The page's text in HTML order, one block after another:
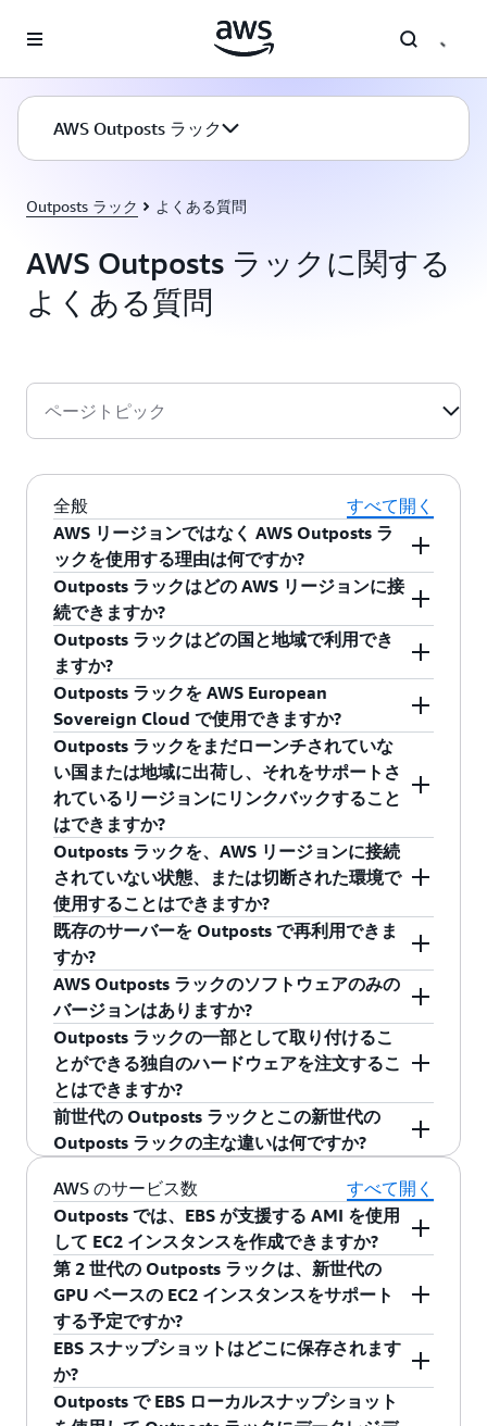
AWS Outposts ラック
Outposts ラック よくある質問
AWS Outposts ラックに関する
よくある質問
ページトピック
全般
すべて開く
AWS リージョンではなく AWS Outposts ラ
ックを使用する理由は何ですか?
Outposts ラックは、低レイテンシー要件、また
はローカルでのデータ処理要件があるアプリケ
ーションをサポートするために使用することが
できます。これらのアプリケーションは、エン
ドユーザーアプリケーションに対してほぼリア
ルタイムの応答を生成する、または他のオンプ
レミスシステムとの通信やオンサイト装置の制
御を実行する必要があることが考えられます。
これらには、工場で自動化された製造工程を実
行するワークロードや、リアルタイムの患者診
断や医療イメージング、およびコンテンツとメ
ディアのストリーミングが含まれるでしょう。
Outposts ラックは、オンプレミスに残しておく
必要のある顧客データを安全に保存して処理す
るために使用できます。AWS リージョンのない
国々についても同じことが言えます。AWS リー
ジョンへのデータ送信が高価でありであり、無
駄が多い場合、およびデータの分析、バックア
ップと復元を細かく制御したい場合には、デー
タを大量に扱うワークロードは Outposts ラック
で実行して、データの処理はローカルで行うこ
とができます。
Outposts ラックはどの AWS リージョンに接
続できますか?
第 1 世代の Outposts ラックは、現在、以下の
AWS リージョンでサポートされており、これら
の AWS リージョンに Outposts を接続すること
ができます。
米国東部 (バージニア
北部)
us-east-1
米国東部 (オハイオ) us-east-2
米国西部 (北カリフォ
ルニア)
us-west-1
米国西部 (オレゴン)
カナダ (中部) ca-central-1
南米 (サンパウロ) sa-east-1
欧州 (フランクフルト)
欧州 (ストックホルム) eu-north-1
欧州 (アイルランド) eu-west-1
欧州 (ロンドン)
Outposts ラックはどの国と地域で利用でき
ますか?
第 1 世代の Outposts ラックは、以下の国や地域
に発送して設置することができます。
NA - 米国、カナダ、メキシコ
EMEA - すべての欧州諸国、英国 (UK)、スイ
ス、ノルウェー、バーレーン、アラブ首長国
連邦 (UAE)、イスラエル、南アフリカ、ジブ
ラルタル、モロッコ、ナイジェリア、ケニ
ア、オマーン、カザフスタン、セルビア、カ
タール、エジプト、アイスランド、トルコ、
サウジアラビア王国*、セネガル、ヨルダン、
クウェート、ルワンダ
APAC - オーストラリア、ニュージーランド、
日本、韓国、台湾、シンガポール、インドネ
シア、マレーシア、タイ、フィリピン、ブル
ネイ、インド、ベトナム、バングラデシュ
SA - ブラジル、コロンビア、アルゼンチン、
バゴ、ウルグアイ
CA - プエルトリコ、コスタリカ、パナマ、グ
アテマラ、ドミニカ共和国
第 2 世代の Outposts ラックは、以下の国や地域
に発送して設置することができます。
EMEA - すべての欧州諸国、英国 (UK)、バー
Outposts ラックを AWS European
Sovereign Cloud で使用できますか?
AWS は、AWS Outposts を使用して AWS
European Sovereign Cloud を欧州連合 (EU) 全体
に拡張する計画を発表しました。つまり、オン
プレミスのデータセンターに Outposts ラックを
デプロイし、ドイツのAWS European Sovereign
Cloud Region に接続することで、厳格な隔離、
国内データレジデンシー、低レイテンシーの要
件を満たすことができるということです。
Outposts ラックをまだローンチされていな
い国または地域に出荷し、それをサポートさ
れているリージョンにリンクバックすること
はできますか?
いいえ、Outposts ラックを提供してインストー
ルできるのは、Outposts ラックが既に提供され
ていてサポートされている国や地域だけです。
Outposts ラックを、AWS リージョンに接続
されていない状態、または切断された環境で
使用することはできますか?
Outpost は、親である AWS リージョンへの接続
に依存しています。Outposts ラックは、非接続
状態での運用、または接続性が限定的、もしく
はまったくない環境での運用向けには設計され
ていません。AWS リージョンへの接続には、高
可用性ネットワークの利用をお勧めします。客
船や遠隔地の鉱山など、外部への接続のない環
境で AWS のサービスを利用することに関心をお
持ちであれば、Amazon EKS Anywhere のような
AWS サービスをご検討ください。
既存のサーバーを Outposts で再利用できま
すか?
いいえ。AWS Outposts ラックは AWS が設計し
たインフラストラクチャを利用しており、安全
で高性能、かつ信頼性に優れた運用のために最
適化されている AWS 設計のハードウェアのみで
サポートされます。
AWS Outposts ラックのソフトウェアのみの
バージョンはありますか?
いいえ。AWS Outposts ラックは、AWS のサー
ビスへのネイティブなアクセスを提供するフル
マネージドサービスです。
Outposts ラックの一部として取り付けるこ
とができる独自のハードウェアを注文するこ
とはできますか?
いいえ。AWS Outposts ラックは、理想的な
AWS エクスペリエンスを確保するため、AWS 設
計によるトップオブラックスイッチと冗長電源
が組み込まれた完全統合型構成で提供されてい
ます。利用可能な Outposts ラックオプションの
範囲内から選択することで、コンピューティン
グおよびストレージインフラストラクチャを必
要なだけ注文することが可能です。または、
AWS と連携して、希望する Amazon Elastic
Compute Cloud (EC2)、Amazon Elastic Block
Store (EBS)、および Amazon Simple Storage
Service (S3) キャパシティの組み合わせをカスタ
前世代の Outposts ラックとこの新世代の
Outposts ラックの主な違いは何ですか?
第 2 世代の Outposts ラックの主な利点は次のと
おりです。
シンプルなスケーリングと組み込みの耐障害
性 : Outposts ネットワークラックの導入によ
り、オンプレミスまたはコロケーションスペ
ースに AWS Outpost ラックをシームレスに
デプロイでき、コンピューティングとネット
ワーキングを切り離すことができます。ネッ
トワークラックはトラフィックアグリゲーシ
AWS のサービス数
すべて開く
Outposts では、EBS が支援する AMI を使用
して EC2 インスタンスを作成できますか?
はい。第 2 世代の Outposts ラックでは EBS gp2
または gp3 ボリュームタイプで、また第 1 世代
の Outposts ラックでは gp2 ボリュームタイプで
支援された AMI を使用して EC2 インスタンスを
起動できます。
第 2 世代の Outposts ラックは、新世代の
GPU ベースの EC2 インスタンスをサポート
する予定ですか?
はい。GPU ベースのインスタンスを含む、より
多くの EC2 インスタンスのサポートが間もなく
開始されます。
EBS スナップショットはどこに保存されます
か?
Outposts ラックの EBS ボリュームの EBS スナッ
Outposts で EBS ローカルスナップショット